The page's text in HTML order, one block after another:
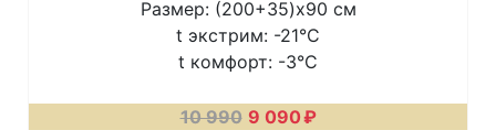
Размер: (200+35)х90 см
t экстрим: -21°C
t комфорт: -3°C
10 990 9 090₽